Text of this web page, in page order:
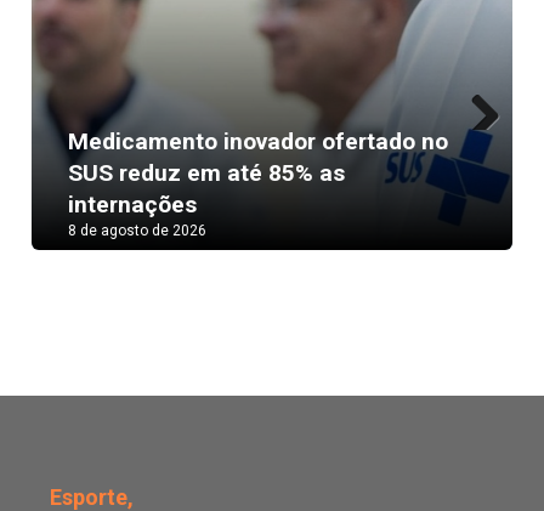
Medicamento inovador ofertado no
SUS reduz em até 85% as
internações
8 de agosto de 2026
Next
Esporte,